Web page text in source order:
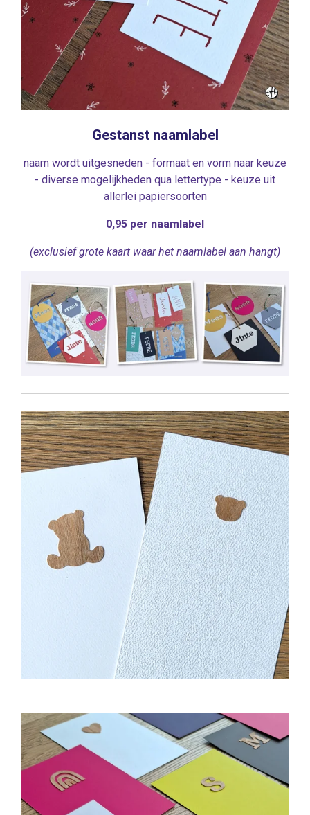
Gestanst naamlabel
naam wordt uitgesneden - formaat en vorm naar keuze
- diverse mogelijkheden qua lettertype - keuze uit
allerlei papiersoorten
0,95 per naamlabel
(exclusief grote kaart waar het naamlabel aan hangt)